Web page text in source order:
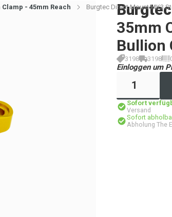
- 45mm Reach Burgtec Direct Mount MK3
Burgtec
35mm
Bullion
3198 3198
Einloggen um
Sofort
Versand
Sofort
Abholung The